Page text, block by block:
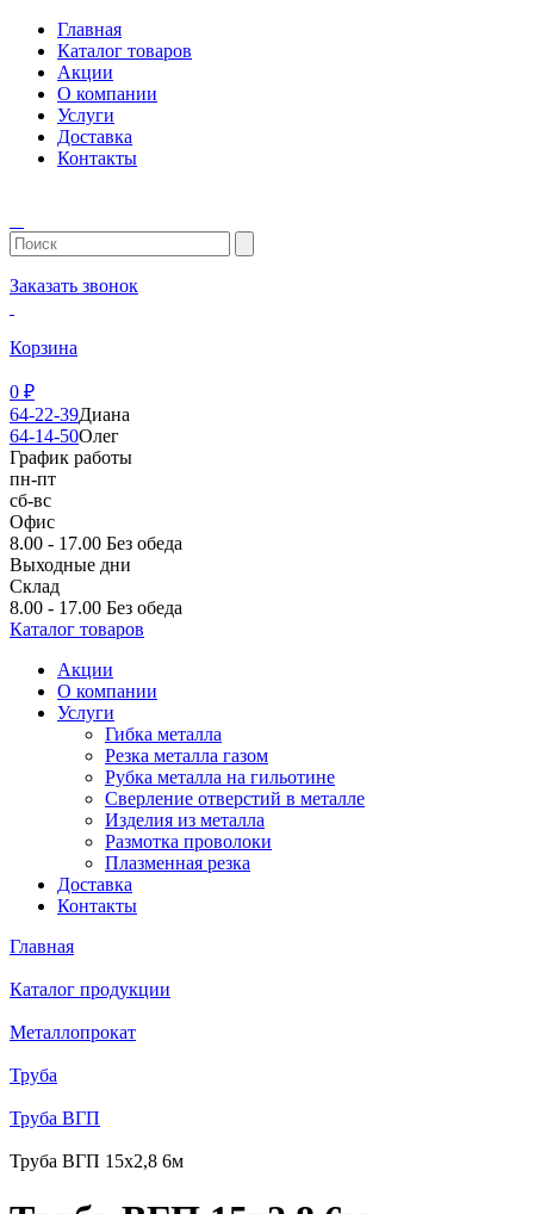
Главная
Каталог товаров
Акции
О компании
Услуги
Доставка
Контакты
Заказать звонок
Корзина
0 ₽
64-22-39Диана
64-14-50Олег
График работы
пн-пт
сб-вс
Офис
8.00 - 17.00 Без обеда
Выходные дни
Склад
8.00 - 17.00 Без обеда
Каталог товаров
Акции
О компании
Услуги
Гибка металла
Резка металла газом
Рубка металла на гильотине
Сверление отверстий в металле
Изделия из металла
Размотка проволоки
Плазменная резка
Доставка
Контакты
Главная
Каталог продукции
Металлопрокат
Труба
Труба ВГП
Труба ВГП 15х2,8 6м